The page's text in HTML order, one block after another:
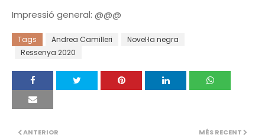
Impressió general: @@@
Tags Andrea Camilleri
Novel·la negra
Ressenya 2020
MÉS RECENT
ANTERIOR